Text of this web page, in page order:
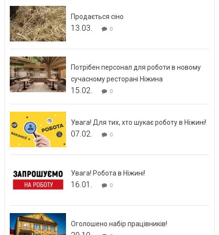
Продається сіно
13.03. 0
Потрібен персонал для роботи в новому
сучасному ресторані Ніжина
15.02. 0
Увага! Для тих, хто шукає роботу в Ніжині!
07.02. 0
Увага! Робота в Ніжині!
16.01. 0
Оголошено набір працівників!